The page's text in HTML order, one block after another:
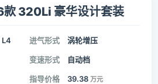
320Li 豪华设计套装
L4 进气形式 涡轮增压
变速形式 自动档
指导价格 39.38 万元